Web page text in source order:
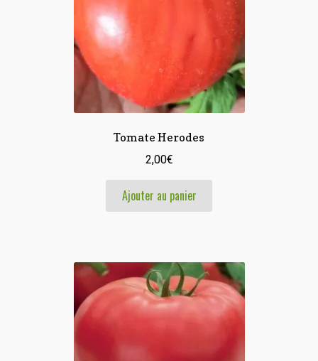
Tomate Herodes
2,00€
Ajouter au panier